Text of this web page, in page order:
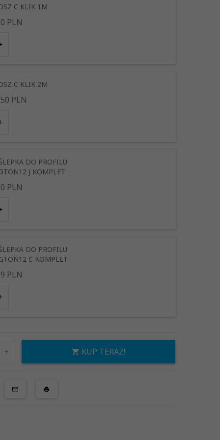
C KLIK 1M
PLN
C KLIK 2M
50 PLN
TRANSPARENTNY
DO PROFILU
J KOMPLET
PLN
BIAŁY CZARNY
DO PROFILU
C KOMPLET
PLN
KUP TERAZ!